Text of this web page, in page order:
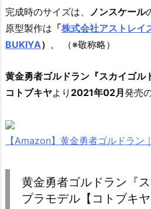
完成時のサイズは、 ノンスケール
原型製作は 「株式会社アストレイ
BUKIYA） 。 （※敬称略）
黄金勇者ゴルドラン『スカイゴル
コトブキヤより 2021年02月発売
【Amazon】黄金勇者ゴルドラン
黄金勇者ゴルドラン『ス
プラモデル【コトブキ